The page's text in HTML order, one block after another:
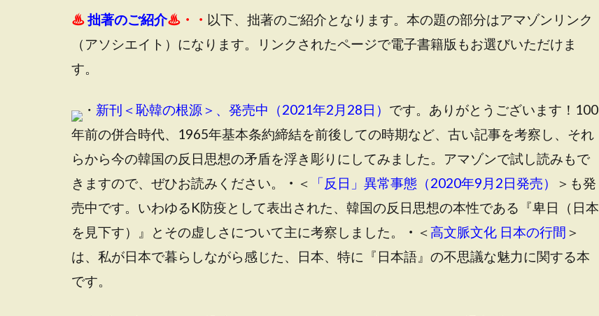
♨拙著のご紹介♨・・ 以下、拙著のご紹介となります。本の題の部分はアマゾンリンク
（アソシエイト） になります。リンクされたページで電子書籍版もお選びいただけま
す。
・ 新刊＜恥韓の根源＞、発売中（2021年2月28日） です。ありがとうございます！100
年前の併合時代、1965年基本条約締結を前後しての時期など、古い記事を考察し、それ
らから今の韓国の反日思想の矛盾を浮き彫りにしてみました。 アマゾンで試し読みもで
きますので、ぜひお読みください。 ・ ＜ 「反日」異常事態（2020年9月2日発売）
＞も発
売中です。いわゆるK防疫として表出された、韓国の反日思想の本性である『卑日（日本
を見下す）』とその虚しさについて主に考察しました。
・ ＜高文脈文化 日本の行間 ＞
は、私が日本で暮らしながら感じた、日本、特に『日本語』の不思議な魅力に関する本
です。